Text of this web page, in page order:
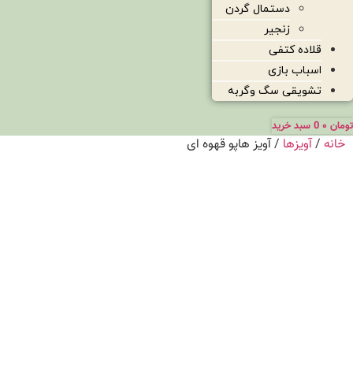
دستمال گردن
زنجیر
قلاده کتفی
اسباب بازی
تشویقی سگ وگربه
تومان 0 سبد خرید
خانه /آویزها / آویز هاپو قهوه ای